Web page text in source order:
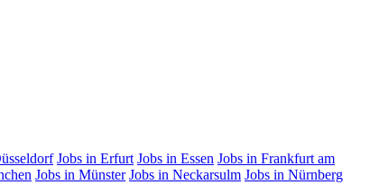
Jobs in Erfurt Jobs in Essen Jobs in Frankfurt am
Jobs in Münster Jobs in Neckarsulm Jobs in Nürnberg